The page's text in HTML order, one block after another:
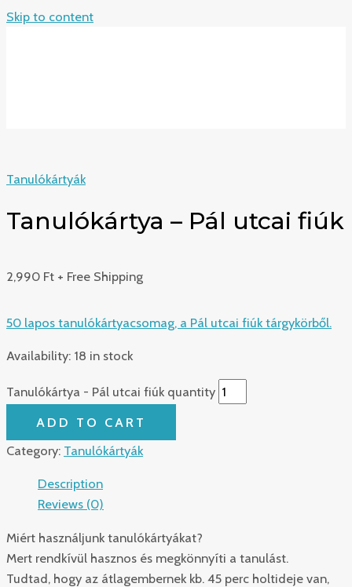
Skip to content
Tanulókártyák
Tanulókártya – Pál utcai fiúk
2,990 Ft + Free Shipping
50 lapos tanulókártyacsomag, a Pál utcai fiúk tárgykörből.
Availability: 18 in stock
Tanulókártya - Pál utcai fiúk quantity
ADD TO CART
Category: Tanulókártyák
Description
Reviews (0)
Miért használjunk tanulókártyákat?
Mert rendkívül hasznos és megkönnyíti a tanulást.
Tudtad, hogy az átlagembernek kb. 45 perc holtideje van,